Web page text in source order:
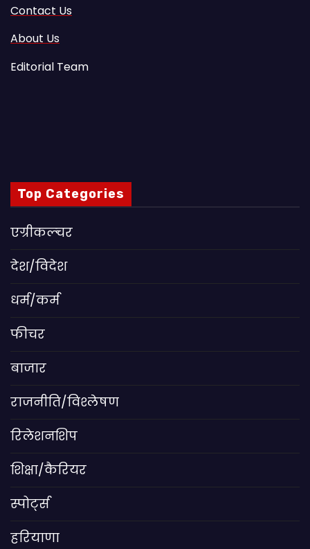
Contact Us
About Us
Editorial Team
Top Categories
एग्रीकल्चर
देश/विदेश
धर्म/कर्म
फीचर
बाजार
राजनीति/विश्लेषण
रिलेशनशिप
शिक्षा/कैरियर
स्पोर्ट्स
हरियाणा